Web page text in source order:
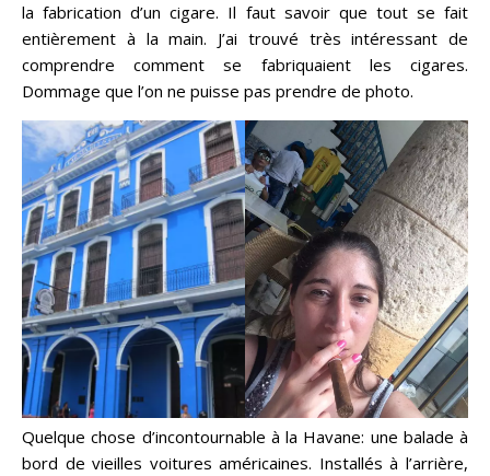
la fabrication d’un cigare. Il faut savoir que tout se fait
entièrement à la main. J’ai trouvé très intéressant de
comprendre comment se fabriquaient les cigares.
Dommage que l’on ne puisse pas prendre de photo.
Quelque chose d’incontournable à la Havane: une balade à
bord de vieilles voitures américaines. Installés à l’arrière,